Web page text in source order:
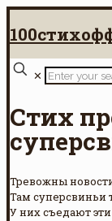
✕
Стих
Тревожны
Там суперсвиньи
У них съедают